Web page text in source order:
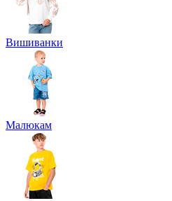
Вишиванки
Малюкам